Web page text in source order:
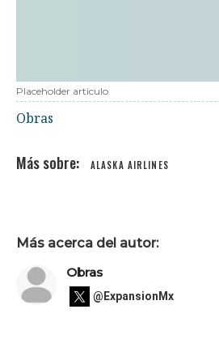
Placeholder articulo
Obras
ALASKA AIRLINES
Más acerca del autor:
Obras
@ExpansionMx